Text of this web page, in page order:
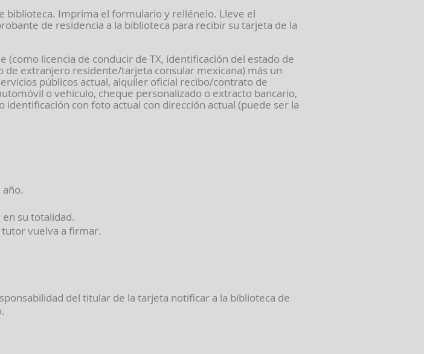
biblioteca. Imprima el formulario y rellénelo. Lleve el
de residencia a la biblioteca para recibir su tarjeta de la
licencia de conducir de TX, identificación del estado de
extranjero residente/tarjeta consular mexicana) más un
públicos actual, alquiler oficial recibo/contrato de
o vehículo, cheque personalizado o extracto bancario,
con foto actual con dirección actual (puede ser la
su totalidad.
vuelva a firmar.
del titular de la tarjeta notificar a la biblioteca de